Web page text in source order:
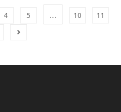
4 5 … 10
11